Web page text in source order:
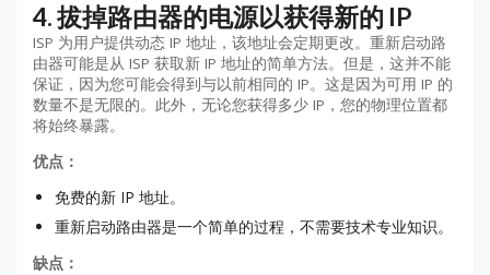
4. 拔掉路由器的电源以获得新的 IP
ISP 为用户提供动态 IP 地址，该地址会定期更改。重新启动路
由器可能是从 ISP 获取新 IP 地址的简单方法。但是，这并不能
保证，因为您可能会得到与以前相同的 IP。这是因为可用 IP 的
数量不是无限的。此外，无论您获得多少 IP，您的物理位置都
将始终暴露。
优点：
免费的新 IP 地址。
重新启动路由器是一个简单的过程，不需要技术专业知识。
缺点：